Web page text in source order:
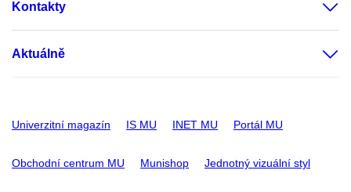
Kontakty
Aktuálně
Univerzitní magazín IS MU INET MU Portál MU
Obchodní centrum MU Munishop Jednotný vizuální styl